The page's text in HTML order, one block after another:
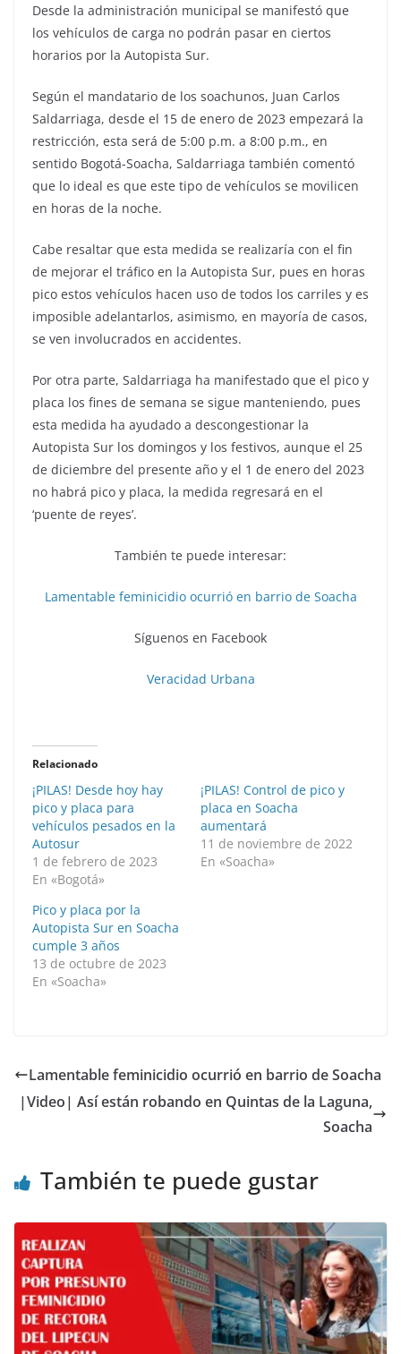
Desde la administración municipal se manifestó que
los vehículos de carga no podrán pasar en ciertos
horarios por la Autopista Sur.
Según el mandatario de los soachunos, Juan Carlos
Saldarriaga, desde el 15 de enero de 2023 empezará la
restricción, esta será de 5:00 p.m. a 8:00 p.m., en
sentido Bogotá-Soacha, Saldarriaga también comentó
que lo ideal es que este tipo de vehículos se movilicen
en horas de la noche.
Cabe resaltar que esta medida se realizaría con el fin
de mejorar el tráfico en la Autopista Sur, pues en horas
pico estos vehículos hacen uso de todos los carriles y es
imposible adelantarlos, asimismo, en mayoría de casos,
se ven involucrados en accidentes.
Por otra parte, Saldarriaga ha manifestado que el pico y
placa los fines de semana se sigue manteniendo, pues
esta medida ha ayudado a descongestionar la
Autopista Sur los domingos y los festivos, aunque el 25
de diciembre del presente año y el 1 de enero del 2023
no habrá pico y placa, la medida regresará en el
‘puente de reyes’.
También te puede interesar:
Lamentable feminicidio ocurrió en barrio de Soacha
Síguenos en Facebook
Veracidad Urbana
Relacionado
¡PILAS! Desde hoy hay
pico y placa para
vehículos pesados en la
Autosur
1 de febrero de 2023
En «Bogotá»
¡PILAS! Control de pico y
placa en Soacha
aumentará
11 de noviembre de 2022
En «Soacha»
Pico y placa por la
Autopista Sur en Soacha
cumple 3 años
13 de octubre de 2023
En «Soacha»
Lamentable feminicidio ocurrió en barrio de Soacha
|Video| Así están robando en Quintas de la Laguna,
Soacha
También te puede gustar